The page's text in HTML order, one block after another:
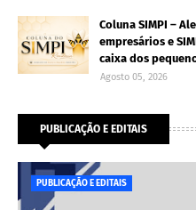
Coluna SIMPI –
empresários e
caixa dos
Agosto 05, 2026
PUBLICAÇÃO E EDITAIS
PUBLICAÇÃO E EDITAIS